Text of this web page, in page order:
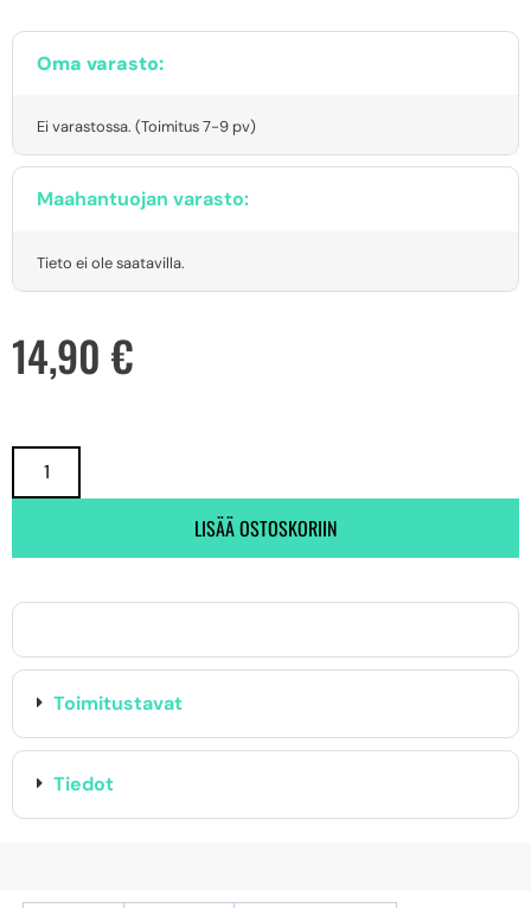
Oma varasto:
Ei varastossa. (Toimitus 7-9 pv)
Maahantuojan varasto:
Tieto ei ole saatavilla.
14,90 €
LISÄÄ OSTOSKORIIN
Toimitustavat
Tiedot